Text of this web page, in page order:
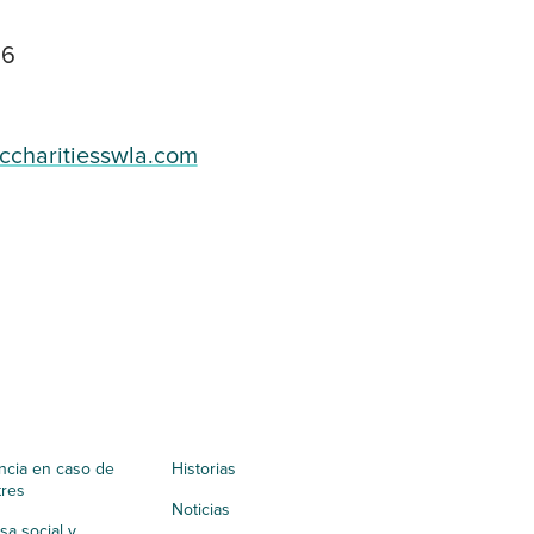
en caso de
Historias
Noticias